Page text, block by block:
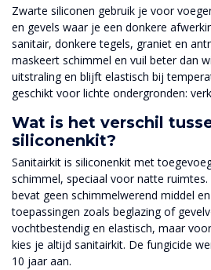
Zwarte siliconen gebruik je voor
en gevels waar je een donkere
sanitair, donkere tegels, graniet en
maskeert schimmel en vuil beter dan
uitstraling en blijft elastisch bij
geschikt voor lichte ondergronden:
Wat is het verschil
siliconenkit?
Sanitairkit is siliconenkit met
schimmel, speciaal voor natte
bevat geen schimmelwerend middel
toepassingen zoals beglazing of
vochtbestendig en elastisch, maar
kies je altijd sanitairkit. De fungicide
10 jaar aan.